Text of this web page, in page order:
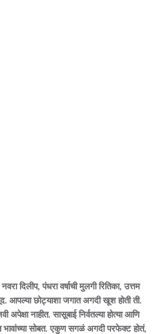
दिलीप, पंधरा वर्षाची मुलगी रितिका, उत्तम
आपल्या छोट्याशा जगात अगदी खूश होती ती.
अपेक्षा नाहीत. सासूबाई निर्वतल्या होत्या आणि
भावांच्या सोबत. एकुण सगळं अगदी परफेक्ट होतं,